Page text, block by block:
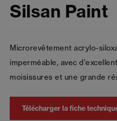
Silsan Paint
Microrevêtement acrylo-
imperméable, avec
moisissures et une grande
Télécharger la fiche